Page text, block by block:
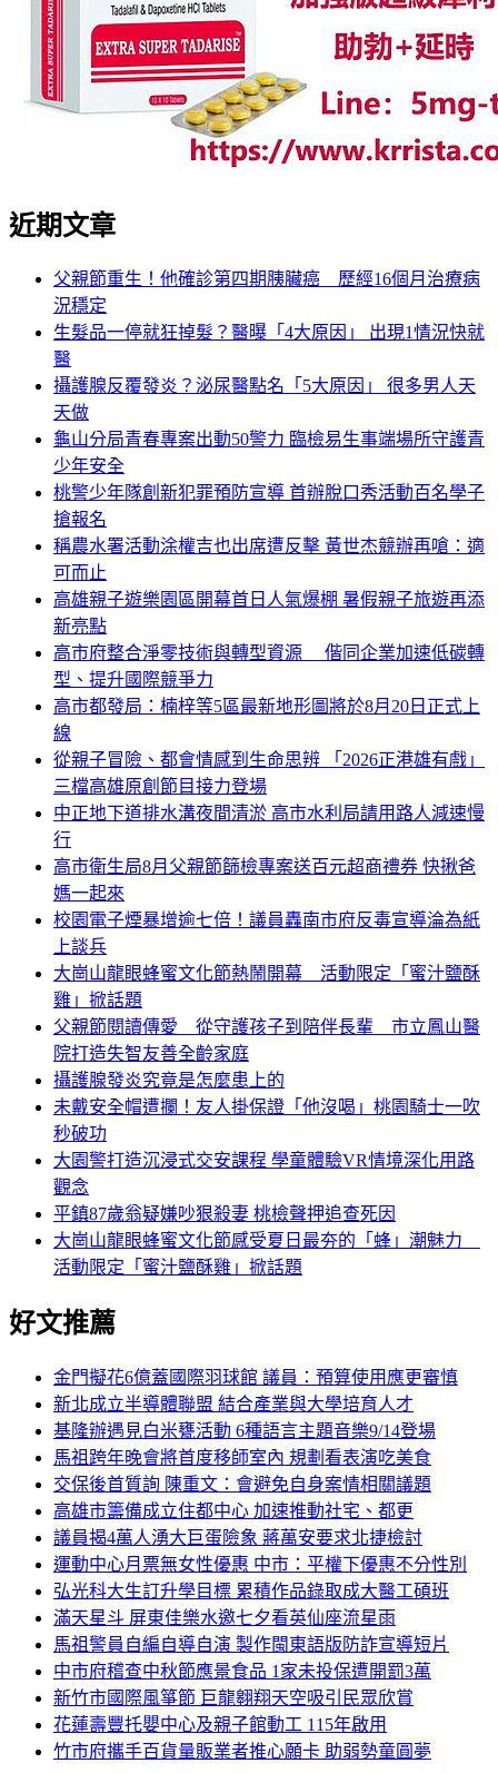
近期文章
父親節重生！他確診第四期胰臟癌 歷經16個月治療病
況穩定
生髮品一停就狂掉髮？醫曝「4大原因」 出現1情況快就
醫
攝護腺反覆發炎？泌尿醫點名「5大原因」 很多男人天
天做
龜山分局青春專案出動50警力 臨檢易生事端場所守護青
少年安全
桃警少年隊創新犯罪預防宣導 首辦脫口秀活動百名學子
搶報名
稱農水署活動涂權吉也出席遭反擊 黃世杰競辦再嗆：適
可而止
高雄親子遊樂園區開幕首日人氣爆棚 暑假親子旅遊再添
新亮點
高市府整合淨零技術與轉型資源 偕同企業加速低碳轉
型、提升國際競爭力
高市都發局：楠梓等5區最新地形圖將於8月20日正式上
線
從親子冒險、都會情感到生命思辨 「2026正港雄有戲」
三檔高雄原創節目接力登場
中正地下道排水溝夜間清淤 高市水利局請用路人減速慢
行
高市衛生局8月父親節篩檢專案送百元超商禮券 快揪爸
媽一起來
校園電子煙暴增逾七倍！議員轟南市府反毒宣導淪為紙
上談兵
大崗山龍眼蜂蜜文化節熱鬧開幕 活動限定「蜜汁鹽酥
雞」掀話題
父親節閱讀傳愛 從守護孩子到陪伴長輩 市立鳳山醫
院打造失智友善全齡家庭
攝護腺發炎究竟是怎麼患上的
未戴安全帽遭攔！友人掛保證「他沒喝」桃園騎士一吹
秒破功
大園警打造沉浸式交安課程 學童體驗VR情境深化用路
觀念
平鎮87歲翁疑嫌吵狠殺妻 桃檢聲押追查死因
大崗山龍眼蜂蜜文化節感受夏日最夯的「蜂」潮魅力
活動限定「蜜汁鹽酥雞」掀話題
好文推薦
金門擬花6億蓋國際羽球館 議員：預算使用應更審慎
新北成立半導體聯盟 結合產業與大學培育人才
基隆辦遇見白米甕活動 6種語言主題音樂9/14登場
馬祖跨年晚會將首度移師室內 規劃看表演吃美食
交保後首質詢 陳重文：會避免自身案情相關議題
高雄市籌備成立住都中心 加速推動社宅、都更
議員揭4萬人湧大巨蛋險象 蔣萬安要求北捷檢討
運動中心月票無女性優惠 中市：平權下優惠不分性別
弘光科大生訂升學目標 累積作品錄取成大醫工碩班
滿天星斗 屏東佳樂水邀七夕看英仙座流星雨
馬祖警員自編自導自演 製作閩東語版防詐宣導短片
中市府稽查中秋節應景食品 1家未投保遭開罰3萬
新竹市國際風箏節 巨龍翱翔天空吸引民眾欣賞
花蓮壽豐托嬰中心及親子館動工 115年啟用
竹市府攜手百貨量販業者推心願卡 助弱勢童圓夢